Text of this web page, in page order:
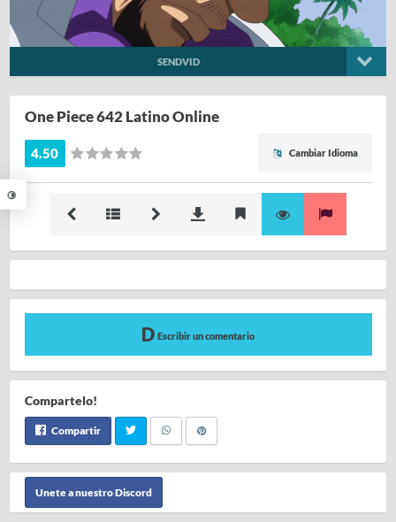
SENDVID
One Piece 642 Latino Online
4.50 Cambiar Idioma
Escribir un comentario
Compartelo!
Compartir
Unete a nuestro Discord